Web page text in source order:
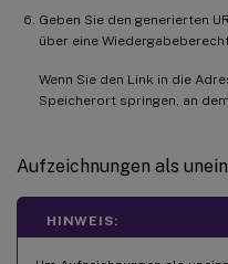
Geben Sie den generierten
über eine
Wenn Sie den Link in die
Speicherort springen, an
Aufzeichnungen als
HINWEIS: